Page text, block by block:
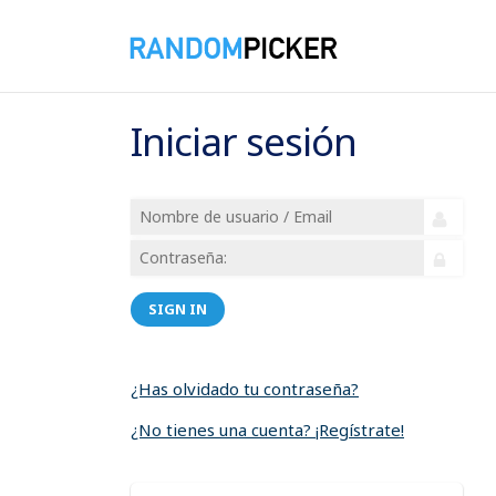
Iniciar sesión
SIGN IN
¿Has olvidado tu contraseña?
¿No tienes una cuenta? ¡Regístrate!